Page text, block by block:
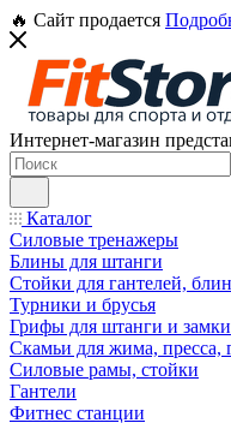
🔥 Сайт продается
Интернет-магазин
Каталог
Силовые тренажеры
Блины для штанги
Стойки для гантелей,
Турники и брусья
Грифы для штанги и замки
Скамьи для жима, пресса,
Силовые рамы, стойки
Гантели
Фитнес станции